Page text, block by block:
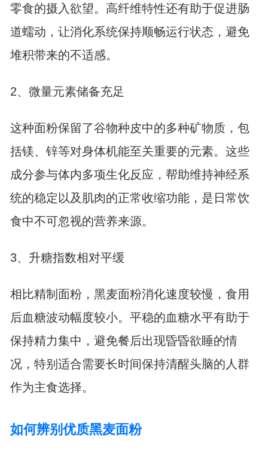
零食的摄入欲望。高纤维特性还有助于促进肠
道蠕动，让消化系统保持顺畅运行状态，避免
堆积带来的不适感。
2、微量元素储备充足
这种面粉保留了谷物种皮中的多种矿物质，包
括镁、锌等对身体机能至关重要的元素。这些
成分参与体内多项生化反应，帮助维持神经系
统的稳定以及肌肉的正常收缩功能，是日常饮
食中不可忽视的营养来源。
3、升糖指数相对平缓
相比精制面粉，黑麦面粉消化速度较慢，食用
后血糖波动幅度较小。平稳的血糖水平有助于
保持精力集中，避免餐后出现昏昏欲睡的情
况，特别适合需要长时间保持清醒头脑的人群
作为主食选择。
如何辨别优质黑麦面粉